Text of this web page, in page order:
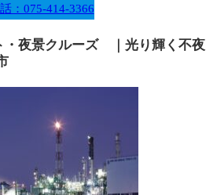
：075-414-3366
・夜景クルーズ ｜ 光り輝く不夜